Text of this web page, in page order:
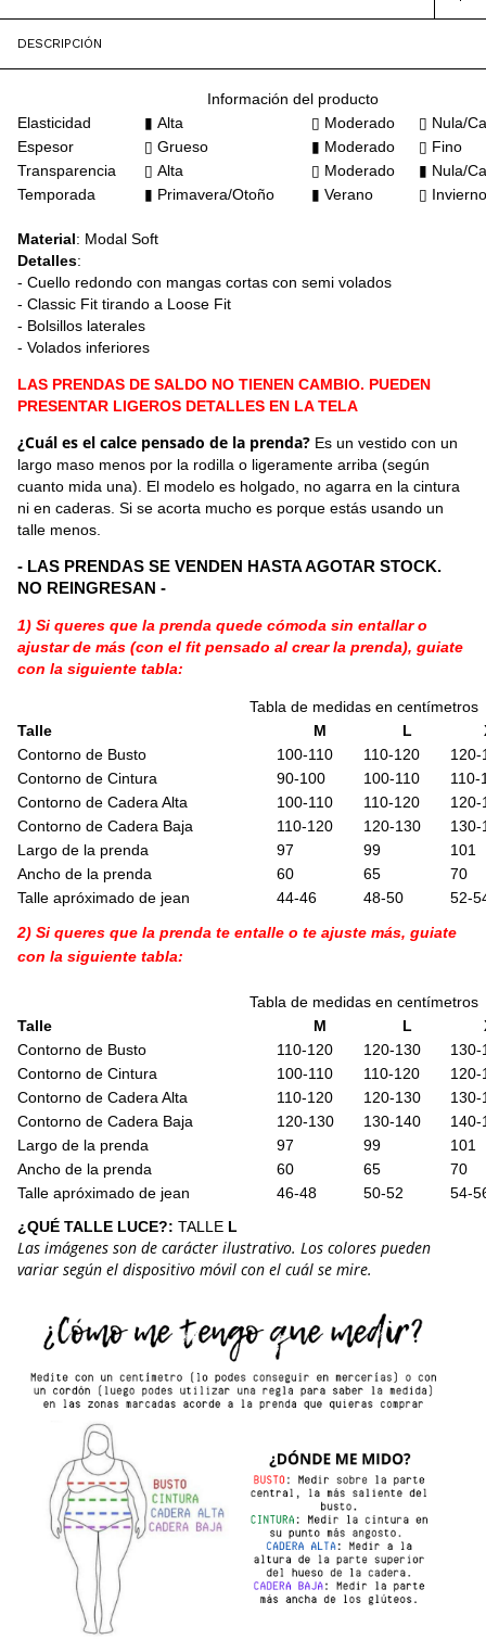
DESCRIPCIÓN
Información del producto
Elasticidad
▮ Alta ▯ Moderado
▯ Nula/
Espesor
▯ Grueso ▮ Moderado
▯ Fino
Transparencia
▯ Alta ▯ Moderado ▮ Nula/
Temporada
▮ Primavera/Otoño ▮ Verano ▯ Invierno
Material: Modal Soft
Detalles:
- Cuello redondo con mangas cortas con semi volados
- Classic Fit tirando a Loose Fit
- Bolsillos laterales
- Volados inferiores
LAS PRENDAS DE SALDO NO TIENEN CAMBIO. PUEDEN
PRESENTAR LIGEROS DETALLES EN LA TELA
¿Cuál es el calce pensado de la prenda? Es un vestido con un
largo maso menos por la rodilla o ligeramente arriba (según
cuanto mida una). El modelo es holgado, no agarra en la cintura
ni en caderas. Si se acorta mucho es porque estás usando un
talle menos.
- LAS PRENDAS SE VENDEN HASTA AGOTAR STOCK.
NO REINGRESAN -
1) Si queres que la prenda quede cómoda sin entallar o
ajustar de más (con el fit pensado al crear la prenda), guiate
con la siguiente tabla:
Tabla de medidas en centímetros
Talle
M L
Contorno de Busto
100-110 110-120
120-
Contorno de Cintura
90-100 100-110
110-
Contorno de Cadera Alta
100-110 110-120
120-
Contorno de Cadera Baja
110-120 120-130
130-
Largo de la prenda
97 99
101
Ancho de la prenda
60 65
70
Talle apróximado de jean
44-46 48-50
52-
2) Si queres que la prenda te entalle o te ajuste más, guiate
con la siguiente tabla:
Tabla de medidas en centímetros
Talle
M L
Contorno de Busto
110-120 120-130
130-
Contorno de Cintura
100-110 110-120
120-
Contorno de Cadera Alta
110-120 120-130
130-
Contorno de Cadera Baja
120-130 130-140
140-
Largo de la prenda
97 99
101
Ancho de la prenda
60 65
70
Talle apróximado de jean
46-48 50-52
54-
¿QUÉ TALLE LUCE?: TALLE L
Las imágenes son de carácter ilustrativo. Los colores pueden
variar según el dispositivo móvil con el cuál se mire.